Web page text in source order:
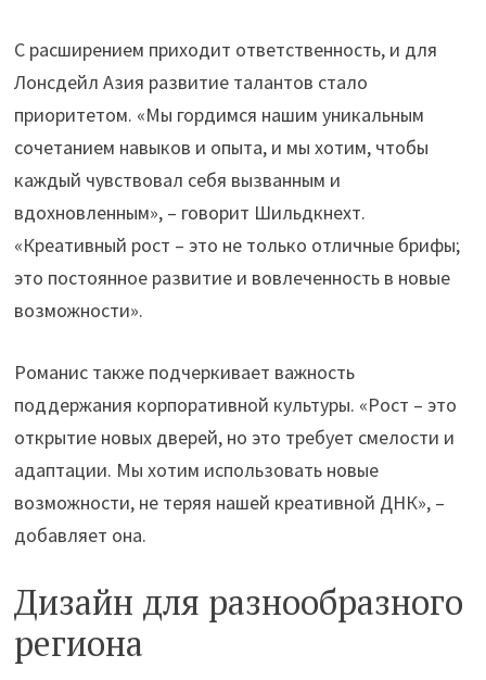
С расширением приходит ответственность, и для
Лонсдейл Азия развитие талантов стало
приоритетом. «Мы гордимся нашим уникальным
сочетанием навыков и опыта, и мы хотим, чтобы
каждый чувствовал себя вызванным и
вдохновленным», – говорит Шильдкнехт.
«Креативный рост – это не только отличные брифы;
это постоянное развитие и вовлеченность в новые
возможности».
Романис также подчеркивает важность
поддержания корпоративной культуры. «Рост – это
открытие новых дверей, но это требует смелости и
адаптации. Мы хотим использовать новые
возможности, не теряя нашей креативной ДНК», –
добавляет она.
Дизайн для разнообразного
региона